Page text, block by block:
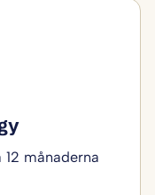
månaderna